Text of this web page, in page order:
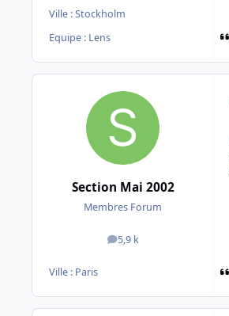
Ville :Stockholm
Equipe : Lens
Section Mai 2002
Membres Forum
5,9 k
messages
Ville : Paris